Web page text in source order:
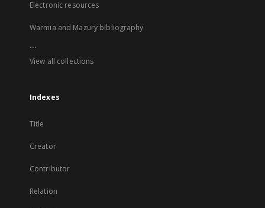
Electronic resources
Warmia and Mazury bibliography
...
View all collections
Indexes
Title
Creator
Contributor
Relation